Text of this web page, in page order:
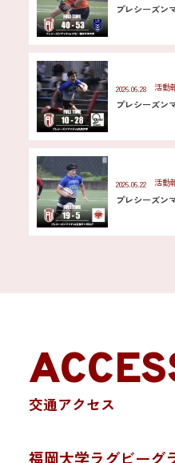
プレシーズン
2026.06.28 活動
プレシーズン
2026.06.22 活動
プレシーズン
交通アクセス
福岡大学ラグビーグ